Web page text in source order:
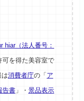
hiar（法人番号：
可を得た美容室で
消費者庁の「 ア
告書」・ 景品表示